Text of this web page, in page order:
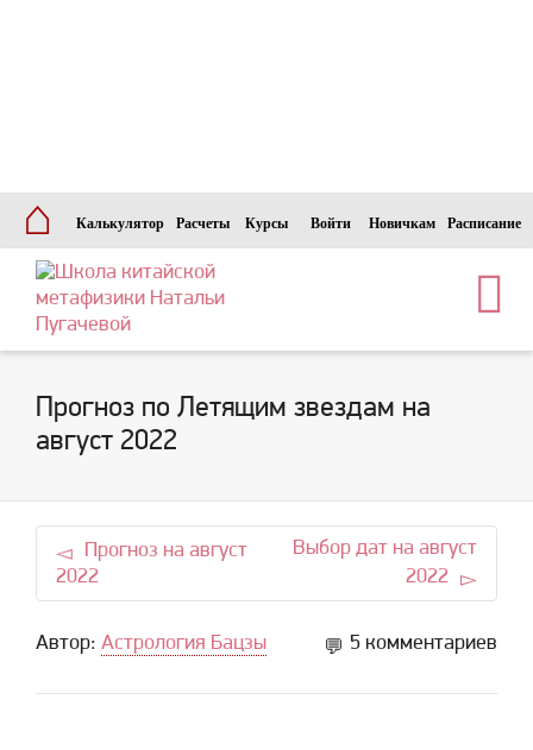
⌂ Калькулятор Расчеты Курсы Войти Новичкам Расписание
Прогноз по Летящим звездам на
август 2022
Прогноз на август
2022
Выбор дат на август
2022
Автор: Астрология Бацзы 5 комментариев